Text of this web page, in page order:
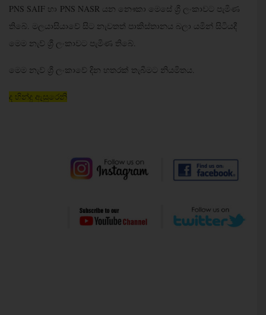
PNS SAIF හා PNS NASR යන නෞකා මෙසේ ශ්‍රී ලංකාවට පැමිණ
තිබේ. මලයාසියාවේ සිට නැවතත් පාකිස්තානය බලා යමින් සිටියදී
මෙම නැව් ශ්‍රී ලංකාවට පැමිණ තිබේ.
මෙම නැව් ශ්‍රී ලංකාවේ දින හතරක් තැබීමට නියමිතය.
ද හින්දු ඇසුරෙනි